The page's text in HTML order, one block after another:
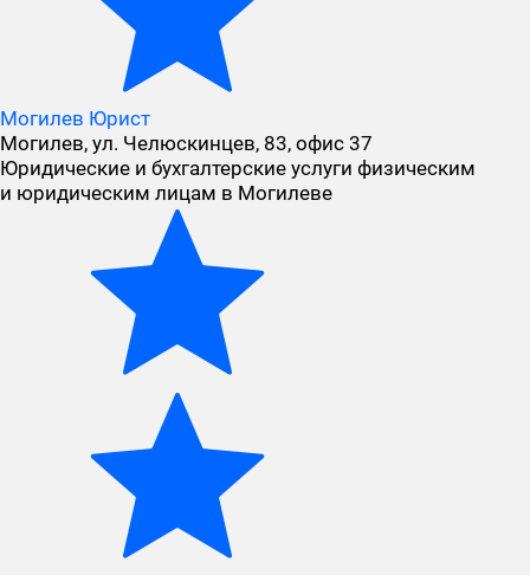
Могилев Юрист
Могилев, ул. Челюскинцев, 83, офис 37
Юридические и бухгалтерские услуги физическим
и юридическим лицам в Могилеве